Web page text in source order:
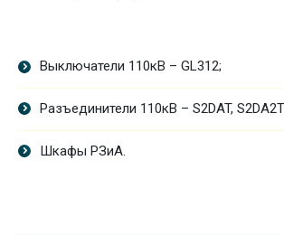
Выключатели 110кВ – GL312;
Разъединители 110кВ – S2DAT,
Шкафы РЗиА.